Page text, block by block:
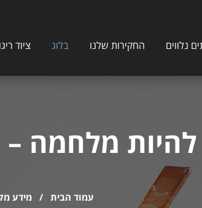
נלווים החקירות שלנו בלוג ציוד
להיות
עמוד הבית / מידע